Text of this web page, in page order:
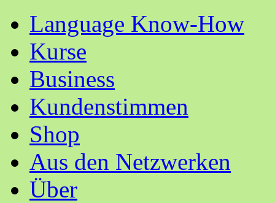
Language Know-How
Kurse
Business
Kundenstimmen
Shop
Aus den Netzwerken
Über